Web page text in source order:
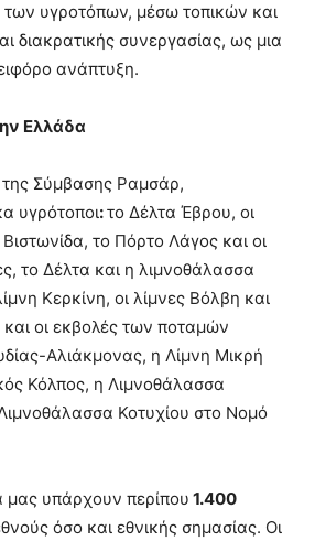
υγροτόπων, μέσω τοπικών και
διακρατικής συνεργασίας, ως μια
ανάπτυξη.
Ελλάδα
Σύμβασης Ραμσάρ,
υγρότοποι:το Δέλτα Έβρου, οι
Βιστωνίδα, το Πόρτο Λάγος και οι
το Δέλτα και η λιμνοθάλασσα
Κερκίνη, οι λίμνες Βόλβη και
οι εκβολές των ποταμών
Αλιάκμονας, η Λίμνη Μικρή
Κόλπος, η Λιμνοθάλασσα
Κοτυχίου στο Νομό
υπάρχουν περίπου 1.400
όσο και εθνικής σημασίας. Οι